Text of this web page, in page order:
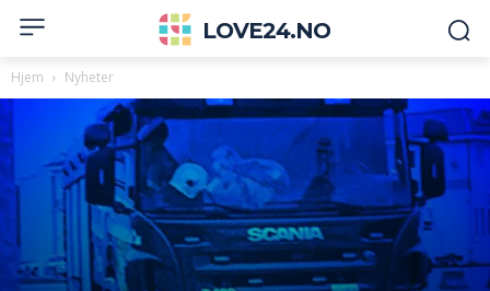
LOVE24.NO
Hjem Nyheter